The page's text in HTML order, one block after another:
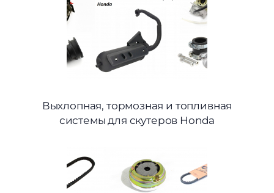
Выхлопная, тормозная и топливная
системы для скутеров Honda